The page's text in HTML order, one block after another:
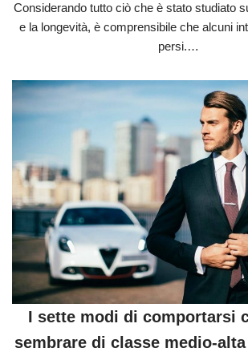
Considerando tutto ciò che è stato studiato
e la longevità, è comprensibile che alcuni
persi.…
I sette modi di comportarsi
sembrare di classe medio-